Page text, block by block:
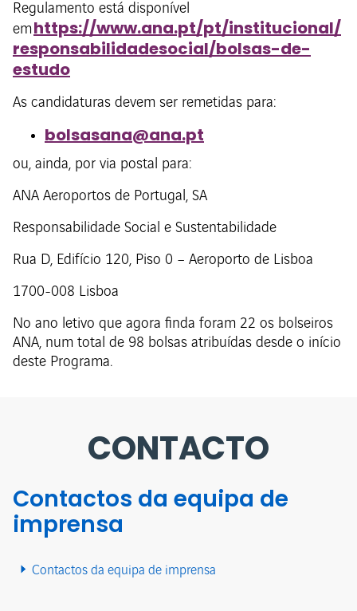
Regulamento está disponível
em https://www.ana.pt/pt/institucional/
responsabilidadesocial/bolsas-de-
estudo
As candidaturas devem ser remetidas para:
bolsasana@ana.pt
ou, ainda, por via postal para:
ANA Aeroportos de Portugal, SA
Responsabilidade Social e Sustentabilidade
Rua D, Edifício 120, Piso 0 – Aeroporto de Lisboa
1700-008 Lisboa
No ano letivo que agora finda foram 22 os bolseiros
ANA, num total de 98 bolsas atribuídas desde o início
deste Programa.
CONTACTO
Contactos da equipa de
imprensa
Contactos da equipa de imprensa